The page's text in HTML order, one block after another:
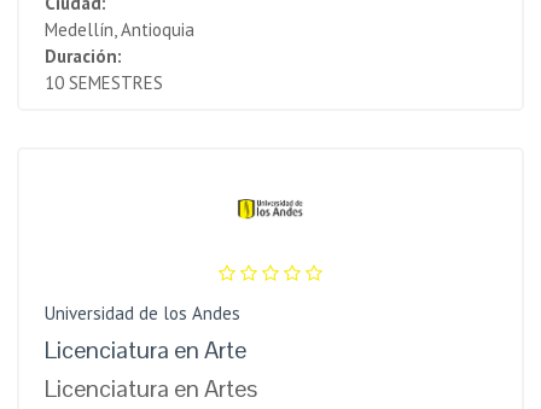
Medellín, Antioquia
Duración:
10 SEMESTRES
Universidad de los Andes
Licenciatura en Arte
Licenciatura en Artes